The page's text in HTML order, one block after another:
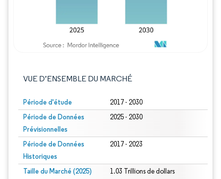
VUE D’ENSEMBLE DU MARCHÉ
Période d'étude 2017 - 2030
Période de Données
Prévisionnelles
2025 - 2030
Période de Données
Historiques
2017 - 2023
Taille du Marché (2025)
1.03 Trillions de dollars